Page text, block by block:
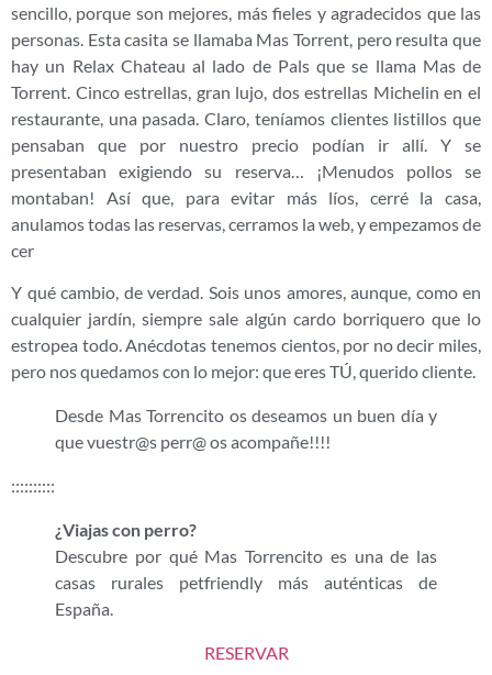
sencillo, porque son mejores, más fieles y agradecidos que las
personas. Esta casita se llamaba Mas Torrent, pero resulta que
hay un Relax Chateau al lado de Pals que se llama Mas de
Torrent. Cinco estrellas, gran lujo, dos estrellas Michelin en el
restaurante, una pasada. Claro, teníamos clientes listillos que
pensaban que por nuestro precio podían ir allí. Y se
presentaban exigiendo su reserva… ¡Menudos pollos se
montaban! Así que, para evitar más líos, cerré la casa,
anulamos todas las reservas, cerramos la web, y empezamos de
cer
Y qué cambio, de verdad. Sois unos amores, aunque, como en
cualquier jardín, siempre sale algún cardo borriquero que lo
estropea todo. Anécdotas tenemos cientos, por no decir miles,
pero nos quedamos con lo mejor: que eres TÚ, querido cliente.
Desde Mas Torrencito os deseamos un buen día y
que vuestr@s perr@ os acompañe!!!!
::::::::::
¿Viajas con perro?
Descubre por qué Mas Torrencito es una de las
casas rurales petfriendly más auténticas de
España.
RESERVAR